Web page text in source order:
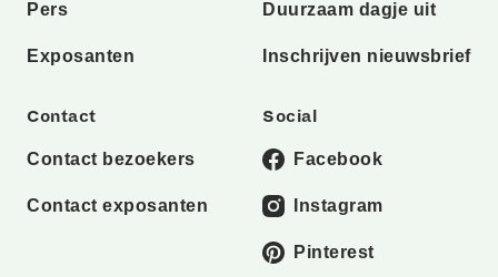
Pers
Exposanten
Duurzaam dagje uit
Inschrijven nieuwsbrief
Contact
Contact bezoekers
Contact exposanten
Social
Facebook
Instagram
Pinterest